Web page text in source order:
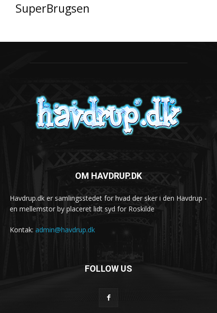
SuperBrugsen
OM HAVDRUP.DK
Havdrup.dk er samlingsstedet for hvad der sker i den Havdrup -
en mellemstor by placeret lidt syd for Roskilde
Kontak: admin@havdrup.dk
FOLLOW US